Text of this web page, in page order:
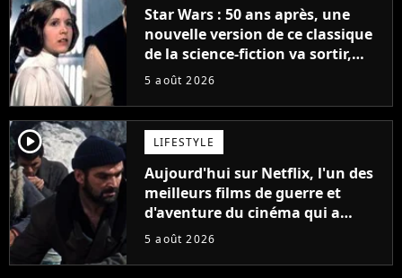
Star Wars : 50 ans après, une
nouvelle version de ce classique
de la science-fiction va sortir,
mais on ne la verra jamais en
5 août 2026
player2 LIFESTYLE
Aujourd'hui sur Netflix, l'un des
meilleurs films de guerre et
d'aventure du cinéma qui a
connu un succès retentissant à
5 août 2026